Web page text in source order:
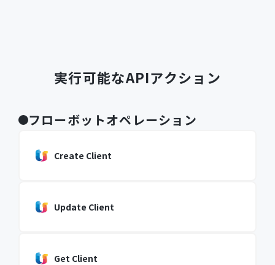
実行可能なAPIアクション
フローボットオペレーション
Create Client
Update Client
Get Client